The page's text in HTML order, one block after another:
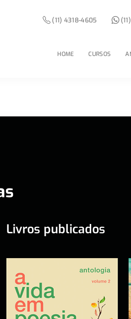
HOME CURSOS
(11) 4318-4605
Livros publicados